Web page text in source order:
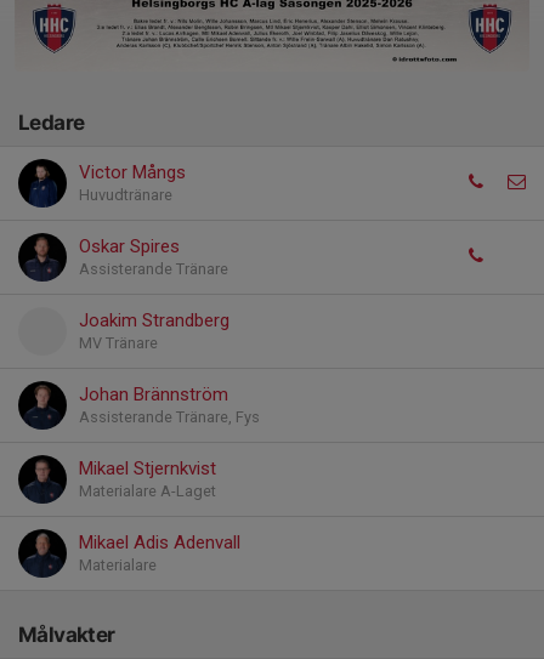
Ledare
Victor Mångs
Huvudtränare
Oskar Spires
Assisterande Tränare
Joakim Strandberg
MV Tränare
Johan Brännström
Assisterande Tränare, Fys
Mikael Stjernkvist
Materialare A-Laget
Mikael Adis Adenvall
Materialare
Målvakter